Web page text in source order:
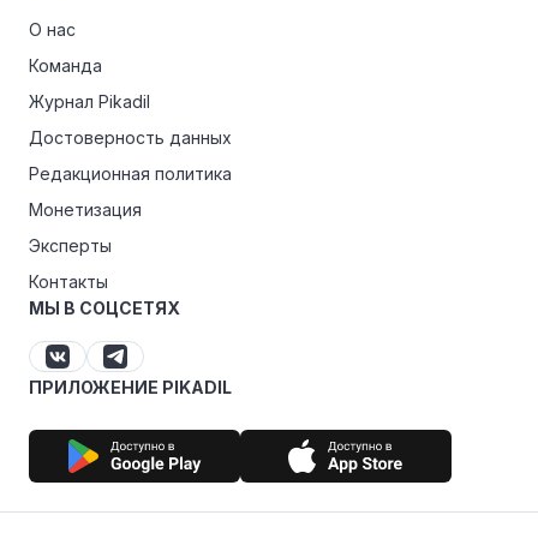
О нас
Команда
Журнал Pikadil
Достоверность данных
Редакционная политика
Монетизация
Эксперты
Контакты
МЫ В СОЦСЕТЯХ
ПРИЛОЖЕНИЕ PIKADIL